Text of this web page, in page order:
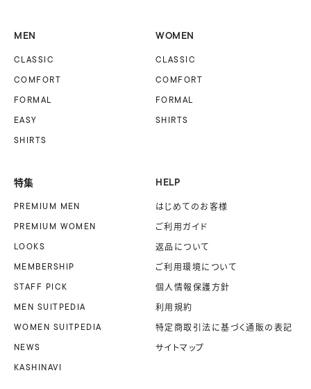
MEN
CLASSIC
COMFORT
FORMAL
EASY
SHIRTS
WOMEN
CLASSIC
COMFORT
FORMAL
SHIRTS
特集
PREMIUM MEN
PREMIUM WOMEN
LOOKS
MEMBERSHIP
STAFF PICK
MEN SUITPEDIA
WOMEN SUITPEDIA
NEWS
KASHINAVI
HELP
はじめてのお客様
ご利用ガイド
返品について
ご利用環境について
個人情報保護方針
利用規約
特定商取引法に基づく通販の表記
サイトマップ